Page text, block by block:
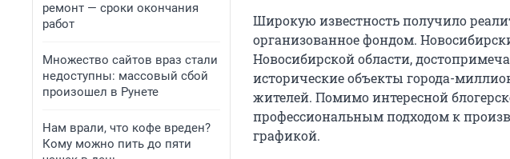
ремонт — сроки окончания
работ
Множество сайтов враз стали
недоступны: массовый сбой
произошел в Рунете
Нам врали, что кофе вреден?
Кому можно пить до пяти
Широкую известность получило
организованное фондом.
Новосибирской области,
исторические объекты города-
жителей. Помимо интересной
профессиональным подходом к
графикой.